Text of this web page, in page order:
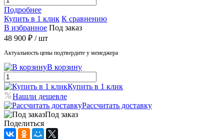
Подробнее
Купить в 1 клик К сравнению
В избранное Под заказ
48 900 ₽ / шт
Актуальность цены подтвердите у менеджера
В корзину
Купить в 1 клик
Нашли дешевле
Рассчитать доставку
Под заказ
Поделиться